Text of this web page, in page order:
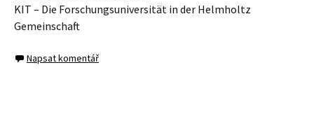
KIT – Die Forschungsuniversität in der Helmholtz
Gemeinschaft
Napsat komentář